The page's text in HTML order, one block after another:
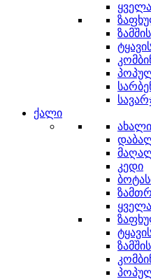
ზამშის
ქალი
კედი
ზამშის